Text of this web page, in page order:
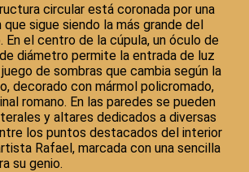
circular está coronada por una
sigue siendo la más grande del
En el centro de la cúpula, un óculo de
diámetro permite la entrada de luz
de sombras que cambia según la
decorado con mármol policromado,
romano. En las paredes se pueden
y altares dedicados a diversas
los puntos destacados del interior
Rafael, marcada con una sencilla
su genio.